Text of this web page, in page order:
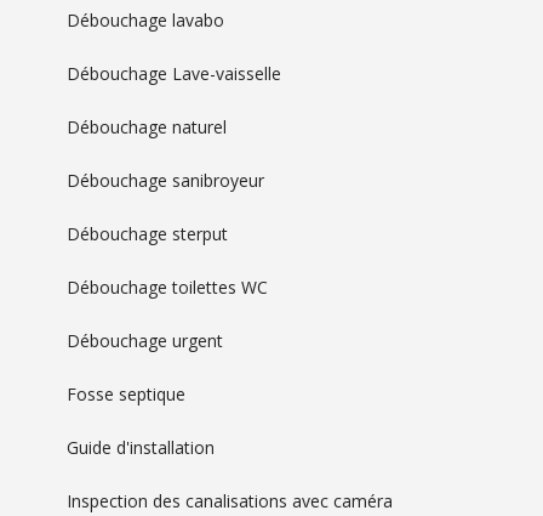
Débouchage lavabo
Débouchage Lave-vaisselle
Débouchage naturel
Débouchage sanibroyeur
Débouchage sterput
Débouchage toilettes WC
Débouchage urgent
Fosse septique
Guide d'installation
Inspection des canalisations avec caméra